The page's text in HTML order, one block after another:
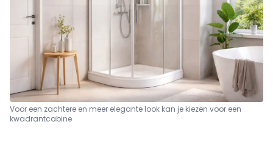
Voor een zachtere en meer elegante look kan je kiezen voor een
kwadrantcabine